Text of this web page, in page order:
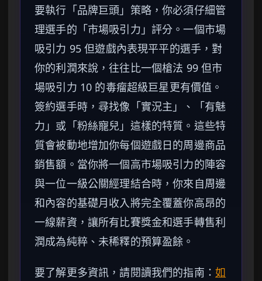
要執行「品牌巨頭」策略，你必須仔細管
理選手的「市場吸引力」評分。一個市場
吸引力 95 但遊戲內表現平平的選手，對
你的利潤來說，往往比一個槍法 99 但市
場吸引力 10 的毒瘤超級巨星更有價值。
簽約選手時，尋找像「實況主」、「有魅
力」或「粉絲寵兒」這樣的特質。這些特
質會被動地增加你每個遊戲日的周邊商品
銷售額。當你將一個高市場吸引力的陣容
與一位一級公關經理結合時，你來自周邊
和內容的基礎月收入將完全覆蓋你高昂的
一線薪資，讓所有比賽獎金和選手轉售利
潤成為純粹、未稀釋的預算盈餘。
要了解更多資訊，請閱讀我們的指南： 如